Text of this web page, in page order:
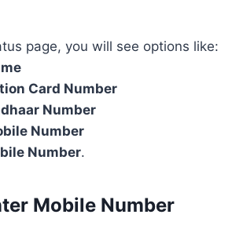
page, you will see options like:
Card Number
Number
Number
Number.
Mobile Number